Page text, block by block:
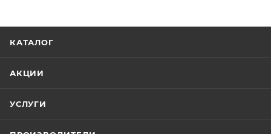
КАТАЛОГ
АКЦИИ
УСЛУГИ